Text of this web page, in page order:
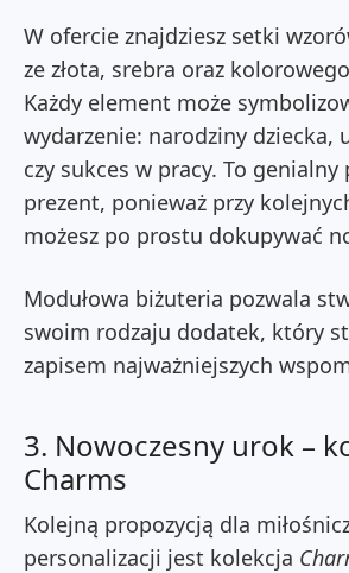
W ofercie znajdziesz setki
ze złota, srebra oraz
Każdy element może
wydarzenie: narodziny dziecka,
czy sukces w pracy. To genialny
prezent, ponieważ przy
możesz po prostu dokupywać
Modułowa biżuteria pozwala
swoim rodzaju dodatek, który
zapisem najważniejszych
3. Nowoczesny urok –
Charms
Kolejną propozycją dla
personalizacji jest kolekcja